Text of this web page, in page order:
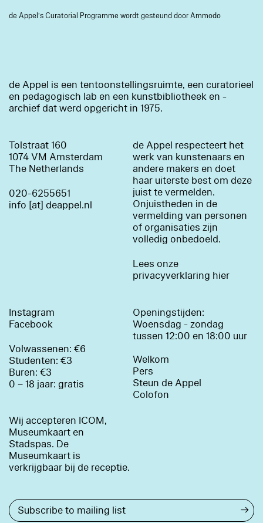
de Appel’s Curatorial Programme wordt gesteund door Ammodo
de Appel is een tentoonstellingsruimte, een curatorieel
en pedagogisch lab en een kunstbibliotheek en -
archief dat werd opgericht in 1975.
Tolstraat 160
1074 VM Amsterdam
The Netherlands
020-6255651
info [at] deappel.nl
de Appel respecteert het
werk van kunstenaars en
andere makers en doet
haar uiterste best om deze
juist te vermelden.
Onjuistheden in de
vermelding van personen
of organisaties zijn
volledig onbedoeld.
Lees onze
privacyverklaring hier
Instagram
Facebook
Volwassenen: €6
Studenten: €3
Buren: €3
0 – 18 jaar: gratis
Wij accepteren ICOM,
Museumkaart en
Stadspas. De
Museumkaart is
verkrijgbaar bij de receptie.
Openingstijden:
Woensdag - zondag
tussen 12:00 en 18:00 uur
Welkom
Pers
Steun de Appel
Colofon
→